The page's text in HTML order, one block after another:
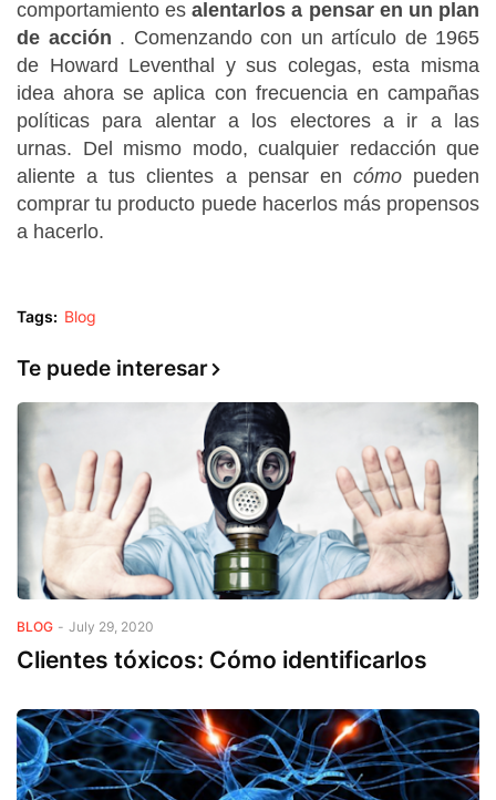
comportamiento esalentarlos a pensar en un plan
de acción . Comenzando con un artículo de 1965
de Howard Leventhal y sus colegas, esta misma
idea ahora se aplica con frecuencia en campañas
políticas para alentara los electores a ir a las
urnas. Del mismo modo, cualquier redacción que
aliente a tus clientes a pensar en cómopueden
comprar tu producto puede hacerlos más propensos
a hacerlo.
Tags: Blog
Te puede interesar
BLOG - July 29, 2020
Clientes tóxicos: Cómo identificarlos